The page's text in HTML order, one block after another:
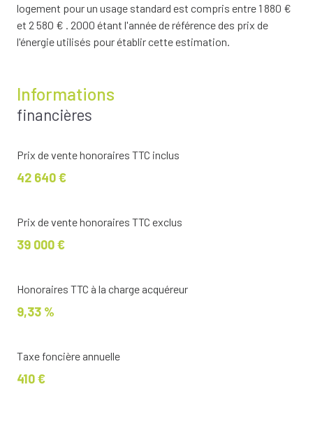
logement pour un usage standard est compris entre 1 880 €
et 2 580 € . 2000 étant l'année de référence des prix de
l'énergie utilisés pour établir cette estimation.
Informations
financières
Prix de vente honoraires TTC inclus
42 640 €
Prix de vente honoraires TTC exclus
39 000 €
Honoraires TTC à la charge acquéreur
9,33 %
Taxe foncière annuelle
410 €